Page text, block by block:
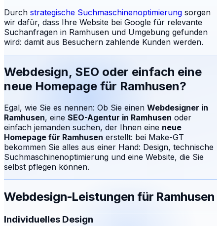
Durch strategische Suchmaschinenoptimierung sorgen
wir dafür, dass Ihre Website bei Google für relevante
Suchanfragen in Ramhusen und Umgebung gefunden
wird: damit aus Besuchern zahlende Kunden werden.
Webdesign, SEO oder einfach eine
neue Homepage für Ramhusen?
Egal, wie Sie es nennen: Ob Sie einen Webdesigner in
Ramhusen, eine SEO-Agentur in Ramhusen oder
einfach jemanden suchen, der Ihnen eine neue
Homepage für Ramhusen erstellt: bei Make-GT
bekommen Sie alles aus einer Hand: Design, technische
Suchmaschinenoptimierung und eine Website, die Sie
selbst pflegen können.
Webdesign-Leistungen für Ramhusen
Individuelles Design